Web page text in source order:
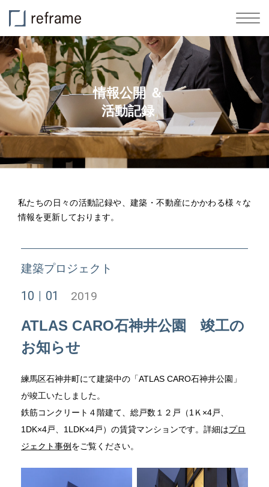
情報公開 ＆
活動記録
私たちの日々の活動記録や、建築・不動産にかかわる様々な
情報を更新しております。
建築プロジェクト
10 01 2019
ATLAS CARO石神井公園 竣工の
お知らせ
練馬区石神井町にて建築中の「ATLAS CARO石神井公園」
が竣工いたしました。
鉄筋コンクリート４階建て、総戸数１２戸（1Ｋ×4戸、
1DK×4戸、1LDK×4戸）の賃貸マンションです。詳細はプロ
ジェクト事例 をご覧ください。